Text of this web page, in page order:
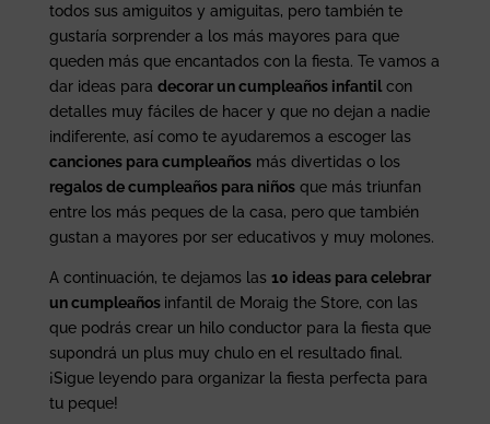
todos sus amiguitos y amiguitas, pero también te
gustaría sorprender a los más mayores para que
queden más que encantados con la fiesta. Te vamos a
dar ideas para decorar un cumpleaños infantilcon
detalles muy fáciles de hacer y que no dejan a nadie
indiferente, así como te ayudaremos a escoger las
canciones para cumpleañosmás divertidas o los
regalos de cumpleaños para niñosque más triunfan
entre los más peques de la casa, pero que también
gustan a mayores por ser educativos y muy molones.
A continuación, te dejamos las 10 ideas para celebrar
un cumpleaños infantil de Moraig the Store, con las
que podrás crear un hilo conductor para la fiesta que
supondrá un plus muy chulo en el resultado final.
¡Sigue leyendo para organizar la fiesta perfecta para
tu peque!